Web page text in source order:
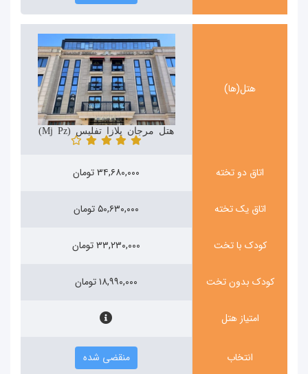
هتل(ها)
هتل مرجان پلازا تفلیس (Marjan Plaza)
اتاق دو تخته ۳۴,۶۸۰,۰۰۰ تومان
اتاق یک تخته ۵۰,۶۳۰,۰۰۰ تومان
کودک با تخت ۳۳,۲۳۰,۰۰۰ تومان
کودک بدون تخت ۱۸,۹۹۰,۰۰۰ تومان
امتیاز هتل
انتخاب منقضی شده